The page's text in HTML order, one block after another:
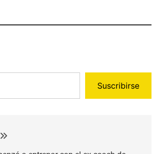
Suscribirse